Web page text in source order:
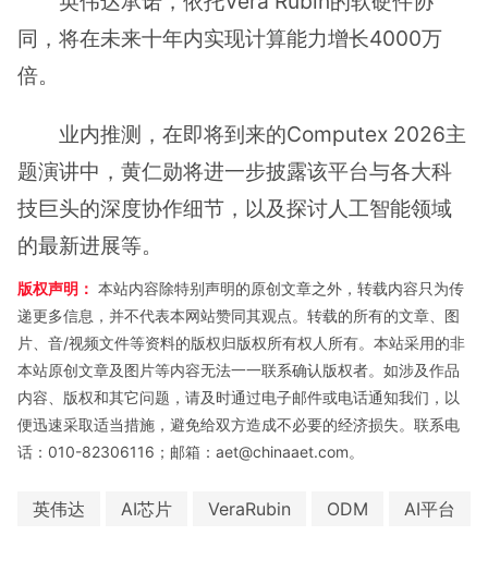
同，将在未来十年内实现计算能力增长4000万
倍。
业内推测，在即将到来的Computex 2026主
题演讲中，黄仁勋将进一步披露该平台与各大科
技巨头的深度协作细节，以及探讨人工智能领域
的最新进展等。
版权声明： 本站内容除特别声明的原创文章之外，转载内容只为传
递更多信息，并不代表本网站赞同其观点。转载的所有的文章、图
片、音/视频文件等资料的版权归版权所有权人所有。本站采用的非
本站原创文章及图片等内容无法一一联系确认版权者。如涉及作品
内容、版权和其它问题，请及时通过电子邮件或电话通知我们，以
便迅速采取适当措施，避免给双方造成不必要的经济损失。联系电
话：010-82306116；邮箱：aet@chinaaet.com。
英伟达 AI芯片 VeraRubin ODM AI平台